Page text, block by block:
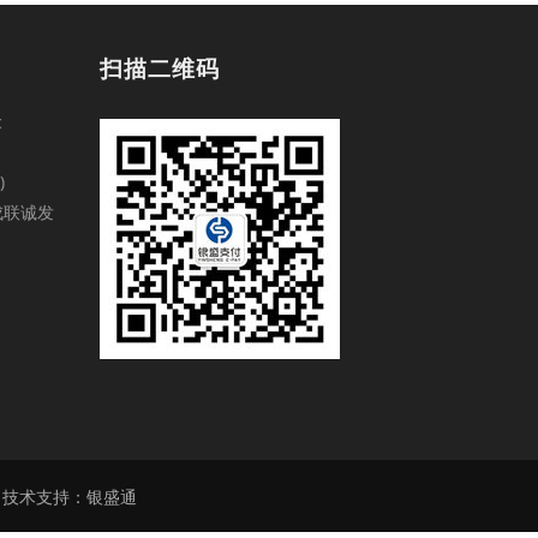
诚发
扫描二维码
支持： 银盛通